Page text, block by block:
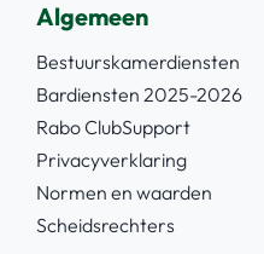
Algemeen
Bestuurskamerdiensten
Bardiensten 2025-2026
Rabo ClubSupport
Privacyverklaring
Normen en waarden
Scheidsrechters